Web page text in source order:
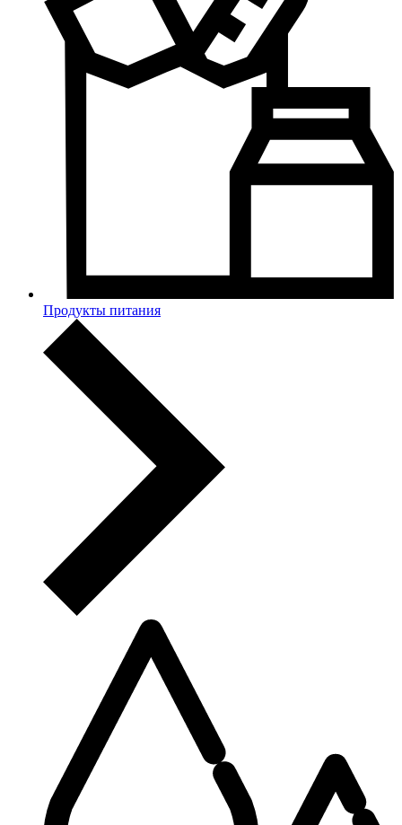
Продукты питания